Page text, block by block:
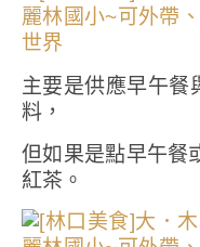
主要是供應早午餐
料，
但如果是點早午餐
紅茶。